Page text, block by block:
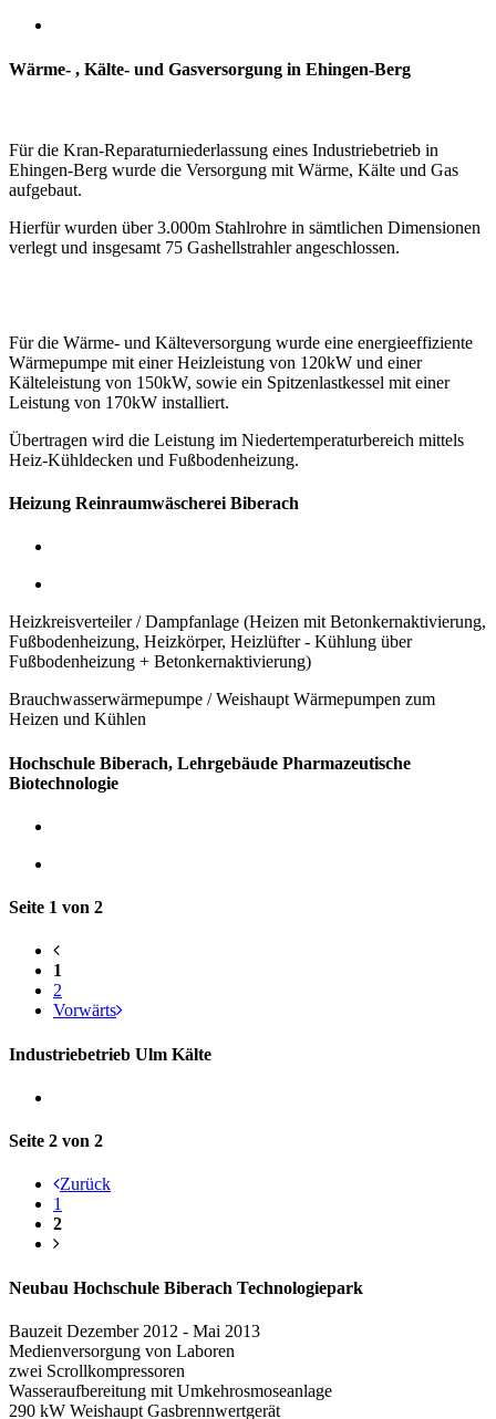
Wärme- , Kälte- und Gasversorgung in Ehingen-Berg
Für die Kran-Reparaturniederlassung eines Industriebetrieb in
Ehingen-Berg wurde die Versorgung mit Wärme, Kälte und Gas
aufgebaut.
Hierfür wurden über 3.000m Stahlrohre in sämtlichen Dimensionen
verlegt und insgesamt 75 Gashellstrahler angeschlossen.
Für die Wärme- und Kälteversorgung wurde eine energieeffiziente
Wärmepumpe mit einer Heizleistung von 120kW und einer
Kälteleistung von 150kW, sowie ein Spitzenlastkessel mit einer
Leistung von 170kW installiert.
Übertragen wird die Leistung im Niedertemperaturbereich mittels
Heiz-Kühldecken und Fußbodenheizung.
Heizung Reinraumwäscherei Biberach
Heizkreisverteiler / Dampfanlage (Heizen mit Betonkernaktivierung,
Fußbodenheizung, Heizkörper, Heizlüfter - Kühlung über
Fußbodenheizung + Betonkernaktivierung)
Brauchwasserwärmepumpe / Weishaupt Wärmepumpen zum
Heizen und Kühlen
Hochschule Biberach, Lehrgebäude Pharmazeutische
Biotechnologie
Seite 1 von 2
1
2
Vorwärts
Industriebetrieb Ulm Kälte
Seite 2 von 2
Zurück
1
2
Neubau Hochschule Biberach Technologiepark
Bauzeit Dezember 2012 - Mai 2013
Medienversorgung von Laboren
zwei Scrollkompressoren
Wasseraufbereitung mit Umkehrosmoseanlage
290 kW Weishaupt Gasbrennwertgerät